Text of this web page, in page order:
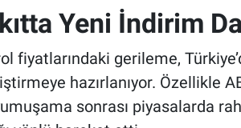
Yeni İndirim
fiyatlarındaki gerileme,
hazırlanıyor. Özellikle
sonrası piyasalarda